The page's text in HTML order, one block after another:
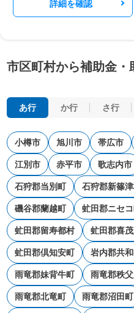
詳細を確認
市区町村から補助金・
あ行 か行 さ行
小樽市 旭川市 帯広市
江別市 赤平市 歌志内市
石狩郡当別町 石狩郡新篠
磯谷郡蘭越町 虻田郡ニセ
虻田郡留寿都村 虻田郡喜
虻田郡倶知安町 岩内郡共
雨竜郡妹背牛町 雨竜郡秩
雨竜郡北竜町 雨竜郡沼田町